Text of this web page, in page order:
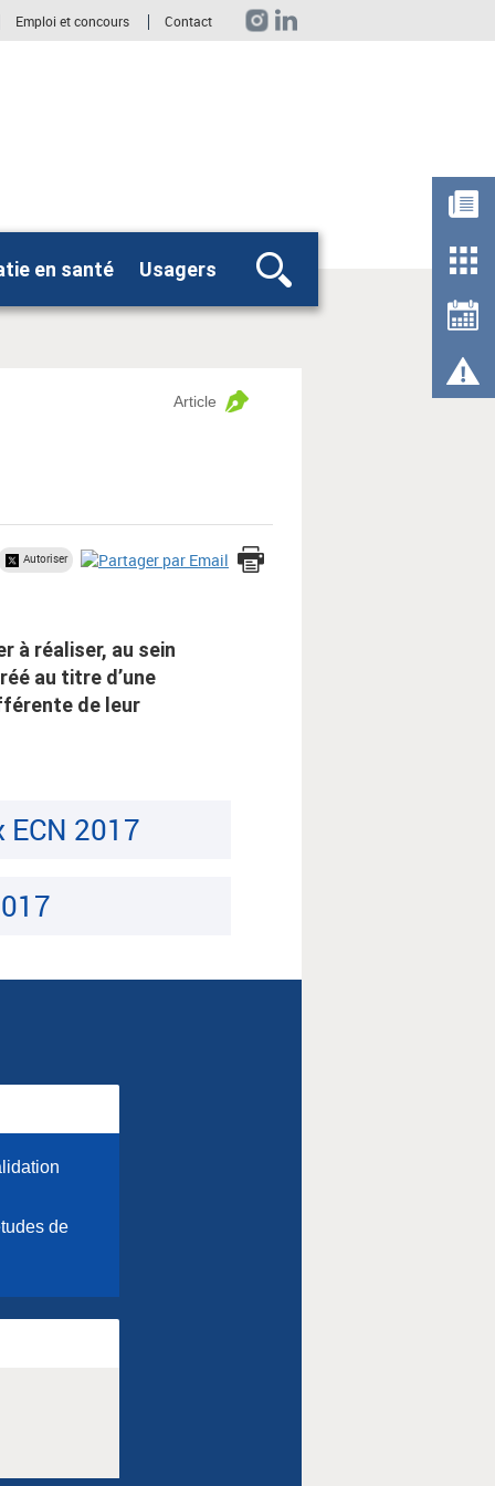
Emploi et concours Contact
en santé Usagers
Rechercher
Article
Autoriser
à réaliser, au sein
au titre d’une
de leur
2017
de